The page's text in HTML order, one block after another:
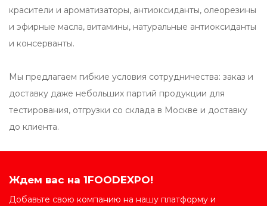
красители и ароматизаторы, антиоксиданты, олеорезины
и эфирные масла, витамины, натуральные антиоксиданты
и консерванты.
Мы предлагаем гибкие условия сотрудничества: заказ и
доставку даже небольших партий продукции для
тестирования, отгрузки со склада в Москве и доставку
до клиента.
Ждем вас на 1FOODEXPO!
Добавьте свою компанию на нашу платформу и